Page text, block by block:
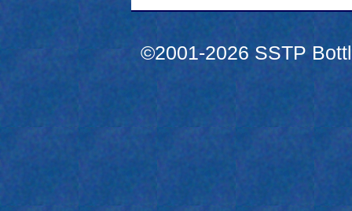
©2001-2026 SSTP